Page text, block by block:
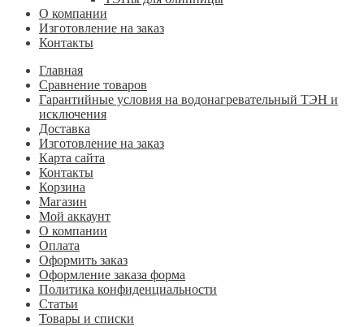
О компании
Изготовление на заказ
Контакты
Главная
Cравнение товаров
Гарантийные условия на водонагревательный ТЭН и
исключения
Доставка
Изготовление на заказ
Карта сайта
Контакты
Корзина
Магазин
Мой аккаунт
О компании
Оплата
Оформить заказ
Оформление заказа форма
Политика конфиденциальности
Статьи
Товары и списки